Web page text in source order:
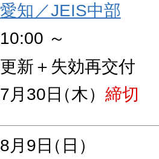
愛知／JEIS中部
10:00 ～
更新＋失効再交付
7月30日（木） 締切
8月9日（日）